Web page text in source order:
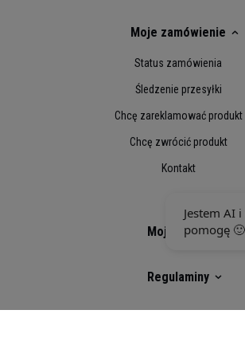
jakiejkolwiek chorobie
Wartości odżywcze:
500ml
10kcal
0,8g
42,5mg
4mg
Moje zamówienie
Status zamówienia
Śledzenie przesyłki
Chcę zareklamować produkt
Chcę zwrócić produkt
Kontakt
Moje konto
Regulaminy